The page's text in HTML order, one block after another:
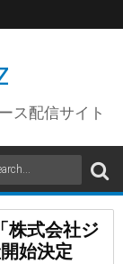
ス配信サイト
株式会社ジ
始決定